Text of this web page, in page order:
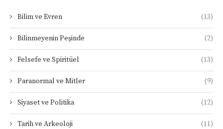
Bilim ve Evren (13)
Bilinmeyenin Peşinde (2)
Felsefe ve Spiritüel (13)
Paranormal ve Mitler (9)
Siyaset ve Politika (12)
Tarih ve Arkeoloji (11)